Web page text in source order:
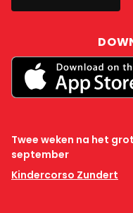
Twee weken na het
september
Kindercorso Zundert